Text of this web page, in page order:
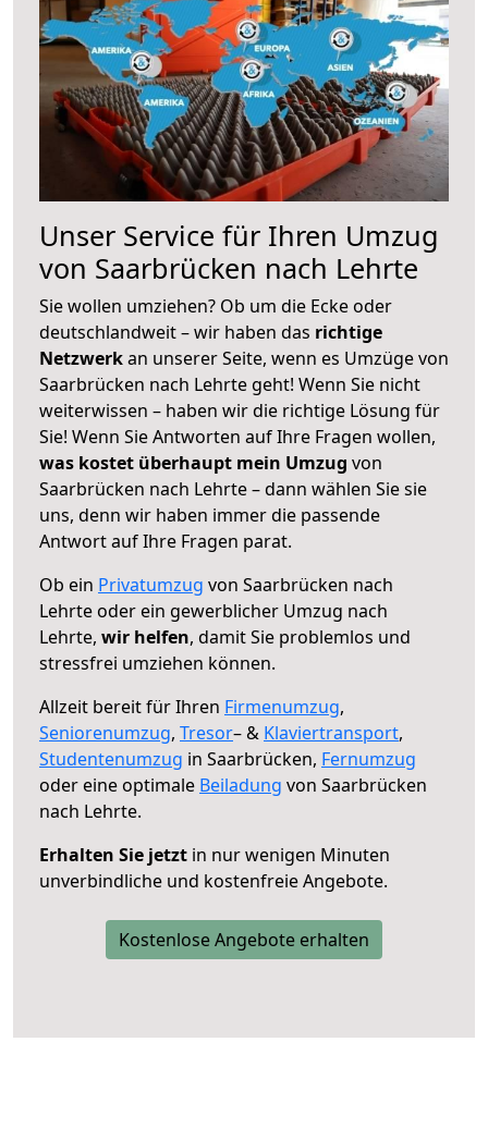
Unser Service für Ihren Umzug
von Saarbrücken nach Lehrte
Sie wollen umziehen? Ob um die Ecke oder
deutschlandweit – wir haben das richtige
Netzwerkan unserer Seite, wenn es Umzüge von
Saarbrücken nach Lehrte geht! Wenn Sie nicht
weiterwissen – haben wir die richtige Lösung für
Sie! Wenn Sie Antworten auf Ihre Fragen wollen,
was kostet überhaupt mein Umzug von
Saarbrücken nach Lehrte – dann wählen Sie sie
uns, denn wir haben immer die passende
Antwort auf Ihre Fragen parat.
Ob ein Privatumzug von Saarbrücken nach
Lehrte oder ein gewerblicher Umzug nach
Lehrte, wir helfen, damit Sie problemlos und
stressfrei umziehen können.
Allzeit bereit für Ihren Firmenumzug,
Seniorenumzug, Tresor– & Klaviertransport,
Studentenumzug in Saarbrücken, Fernumzug
oder eine optimale Beiladung von Saarbrücken
nach Lehrte.
Erhalten Sie jetzt in nur wenigen Minuten
unverbindliche und kostenfreie Angebote.
Kostenlose Angebote erhalten